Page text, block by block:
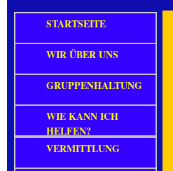
STARTSEITE
WIR ÜBER UNS
GRUPPENHALTUNG
WIE KANN ICH
HELFEN?
VERMITTLUNG